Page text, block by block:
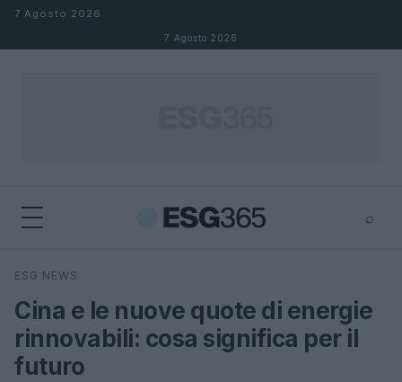
Salta al contenuto
7 Agosto 2026
7 Agosto 2026
⌕
Cerca
ESG NEWS
Cina e le nuove quote di energie
rinnovabili: cosa significa per il
futuro